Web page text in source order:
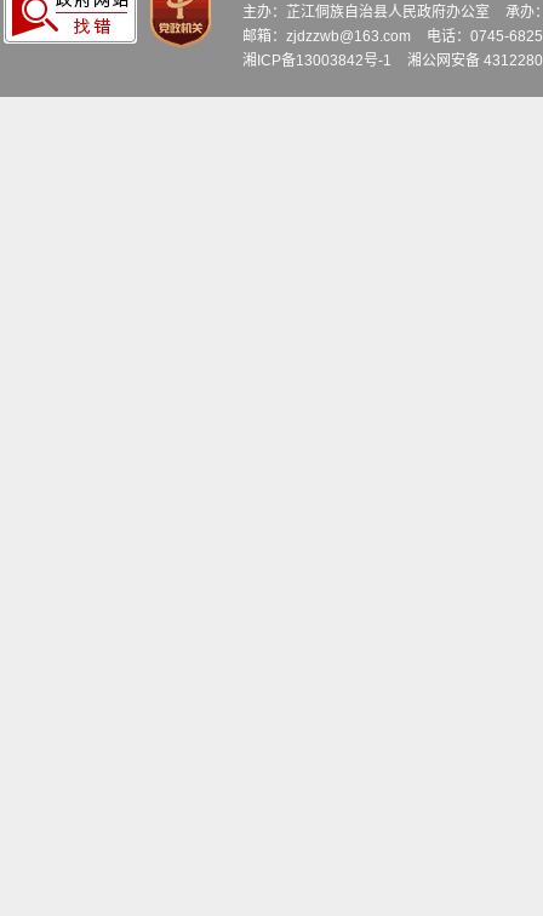
主办：芷江侗族自治县人民政府办公室
承办
邮箱：zjdzzwb@163.com
电话：0745-
湘ICP备13003842号-1
湘公网安备